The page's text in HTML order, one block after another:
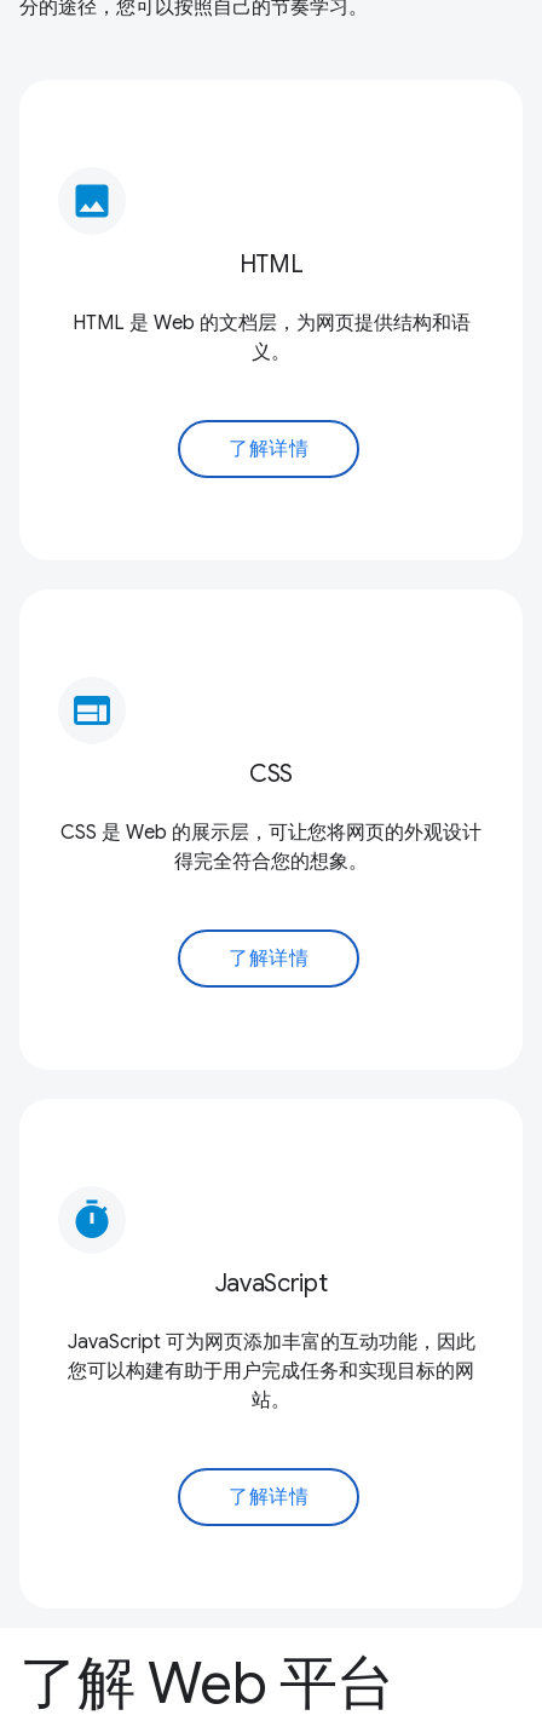
分的途径，您可以按照自己的节奏学习。
image
HTML
HTML 是 Web 的文档层，为网页提供结构和语
义。
了解详情
web
CSS
CSS 是 Web 的展示层，可让您将网页的外观设计
得完全符合您的想象。
了解详情
timer
JavaScript
JavaScript 可为网页添加丰富的互动功能，因此
您可以构建有助于用户完成任务和实现目标的网
站。
了解详情
了解 Web 平台